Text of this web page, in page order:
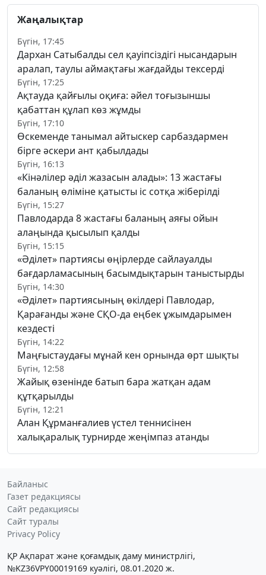
Жаңалықтар
Бүгін, 17:45
Дархан Сатыбалды сел қауіпсіздігі нысандарын
аралап, таулы аймақтағы жағдайды тексерді
Бүгін, 17:25
Ақтауда қайғылы оқиға: әйел тоғызыншы
қабаттан құлап көз жұмды
Бүгін, 17:10
Өскеменде танымал айтыскер сарбаздармен
бірге әскери ант қабылдады
Бүгін, 16:13
«Кінәлілер әділ жазасын алады»: 13 жастағы
баланың өліміне қатысты іс сотқа жіберілді
Бүгін, 15:27
Павлодарда 8 жастағы баланың аяғы ойын
алаңында қысылып қалды
Бүгін, 15:15
«Әділет» партиясы өңірлерде сайлауалды
бағдарламасының басымдықтарын таныстырды
Бүгін, 14:30
«Әділет» партиясының өкілдері Павлодар,
Қарағанды және СҚО-да еңбек ұжымдарымен
кездесті
Бүгін, 14:22
Маңғыстаудағы мұнай кен орнында өрт шықты
Бүгін, 12:58
Жайық өзенінде батып бара жатқан адам
құтқарылды
Бүгін, 12:21
Алан Құрманғалиев үстел теннисінен
халықаралық турнирде жеңімпаз атанды
Байланыс
Газет редакциясы
Сайт редакциясы
Сайт туралы
Privacy Policy
ҚР Ақпарат және қоғамдық даму министрлігі,
№KZ36VPY00019169 куәлігі, 08.01.2020 ж.